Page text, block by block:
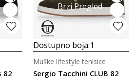
82
Brzi Pregled
Dostupno boja:1
Sergio Tacchini CLUB 82
Muške lifestyle tenisice